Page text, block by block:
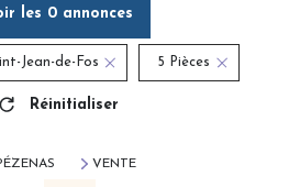
les 0 annonces
Jean-de-Fos 5 Pièces
Réinitialiser
VENTE